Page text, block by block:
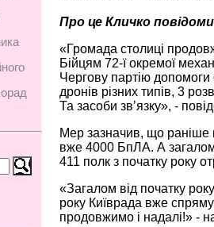
Про це Кличко
«Громада столиці
Бійцям 72-ї окремої
Чергову партію
дронів різних типів, 3
Та засоби звʼязку», -
Мер зазначив, що раніше
вже 4000 БпЛА. А
411 полк з початку року
«Загалом від початку
року Київрада вже
продовжимо і надалі!» -